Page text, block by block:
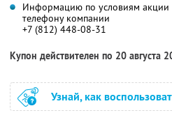
Информацию по условиям акции
телефону компании
+7 (812) 448-08-31
Купон действителен по 20 августа
Узнай, как